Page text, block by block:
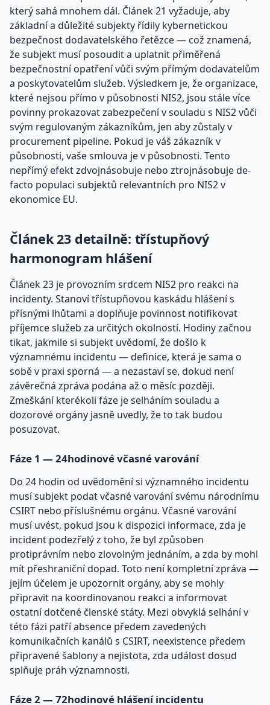
který sahá mnohem dál. Článek 21 vyžaduje, aby
základní a důležité subjekty řídily kybernetickou
bezpečnost dodavatelského řetězce — což znamená,
že subjekt musí posoudit a uplatnit přiměřená
bezpečnostní opatření vůči svým přímým dodavatelům
a poskytovatelům služeb. Výsledkem je, že organizace,
které nejsou přímo v působnosti NIS2, jsou stále více
povinny prokazovat zabezpečení v souladu s NIS2 vůči
svým regulovaným zákazníkům, jen aby zůstaly v
procurement pipeline. Pokud je váš zákazník v
působnosti, vaše smlouva je v působnosti. Tento
nepřímý efekt zdvojnásobuje nebo ztrojnásobuje de-
facto populaci subjektů relevantních pro NIS2 v
ekonomice EU.
Článek 23 detailně: třístupňový
harmonogram hlášení
Článek 23 je provozním srdcem NIS2 pro reakci na
incidenty. Stanoví třístupňovou kaskádu hlášení s
přísnými lhůtami a doplňuje povinnost notifikovat
příjemce služeb za určitých okolností. Hodiny začnou
tikat, jakmile si subjekt uvědomí, že došlo k
významnému incidentu — definice, která je sama o
sobě v praxi sporná — a nezastaví se, dokud není
závěrečná zpráva podána až o měsíc později.
Zmeškání kterékoli fáze je selháním souladu a
dozorové orgány jasně uvedly, že to tak budou
posuzovat.
Fáze 1 — 24hodinové včasné varování
Do 24 hodin od uvědomění si významného incidentu
musí subjekt podat včasné varování svému národnímu
CSIRT nebo příslušnému orgánu. Včasné varování
musí uvést, pokud jsou k dispozici informace, zda je
incident podezřelý z toho, že byl způsoben
protiprávním nebo zlovolným jednáním, a zda by mohl
mít přeshraniční dopad. Toto není kompletní zpráva —
jejím účelem je upozornit orgány, aby se mohly
připravit na koordinovanou reakci a informovat
ostatní dotčené členské státy. Mezi obvyklá selhání v
této fázi patří absence předem zavedených
komunikačních kanálů s CSIRT, neexistence předem
připravené šablony a nejistota, zda událost dosud
splňuje práh významnosti.
Fáze 2 — 72hodinové hlášení incidentu